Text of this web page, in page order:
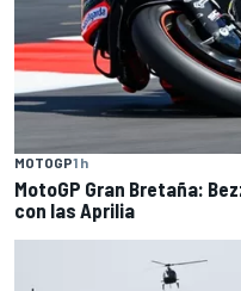
MOTOGP1 h
MotoGP Gran Bretaña:
con las Aprilia